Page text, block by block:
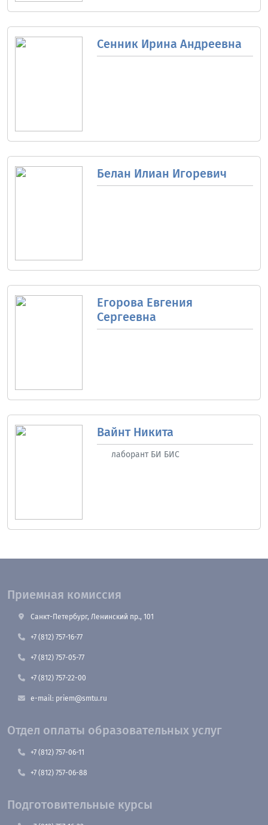
Сенник Ирина Андреевна
Белан Илиан Игоревич
Егорова Евгения
Сергеевна
Вайнт Никита
лаборант БИ БИС
Приемная комиссия
Санкт-Петербург, Ленинский пр., 101
+7 (812) 757-16-77
+7 (812) 757-05-77
+7 (812) 757-22-00
e-mail: priem@smtu.ru
Отдел оплаты образовательных услуг
+7 (812) 757-06-11
+7 (812) 757-06-88
Подготовительные курсы